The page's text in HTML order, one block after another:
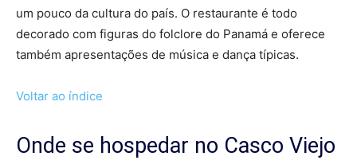
um pouco da cultura do país. O restaurante é todo
decorado com figuras do folclore do Panamá e oferece
também apresentações de música e dança típicas.
Voltar ao índice
Onde se hospedar no Casco Viejo